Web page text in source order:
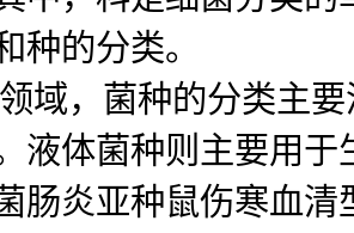
种的分类。
域，菌种的分类主要
液体菌种则主要用
肠炎亚种鼠伤寒血清